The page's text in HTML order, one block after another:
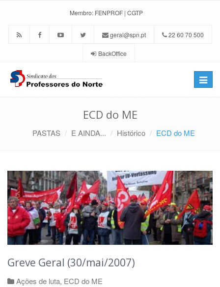
Membro: FENPROF | CGTP
geral@spn.pt 22 60 70 500
BackOffice
Toggle
ECD do ME
PASTAS E AINDA... Histórico ECD do ME
Greve Geral (30/mai/2007)
Ações de luta, ECD do ME